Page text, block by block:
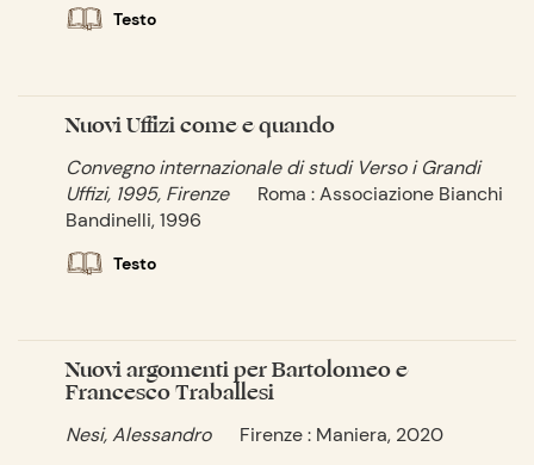
Testo
Nuovi Uffizi come e quando
Convegno internazionale di studi Verso i Grandi
Uffizi, 1995, Firenze
Roma : Associazione Bianchi
Bandinelli, 1996
Testo
Nuovi argomenti per Bartolomeo e
Francesco Traballesi
Nesi, Alessandro Firenze : Maniera, 2020